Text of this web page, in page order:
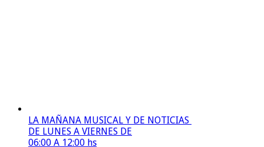
LA MAÑANA MUSICAL Y DE NOTICIAS
DE LUNES A VIERNES DE
06:00 A 12:00 hs